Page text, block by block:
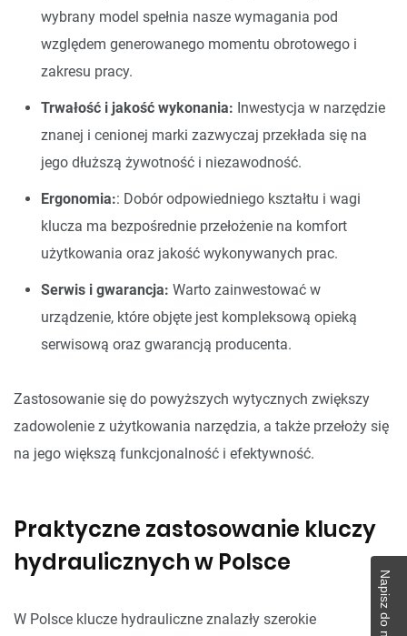
wybrany model spełnia nasze wymagania pod
względem generowanego momentu obrotowego i
zakresu pracy.
Trwałość i jakość wykonania: Inwestycja w narzędzie
znanej i cenionej marki zazwyczaj przekłada się na
jego dłuższą żywotność i niezawodność.
Ergonomia:: Dobór odpowiedniego kształtu i wagi
klucza ma bezpośrednie przełożenie na komfort
użytkowania oraz jakość wykonywanych prac.
Serwis i gwarancja: Warto zainwestować w
urządzenie, które objęte jest kompleksową opieką
serwisową oraz gwarancją producenta.
Zastosowanie się do powyższych wytycznych zwiększy
zadowolenie z użytkowania narzędzia, a także przełoży się
na jego większą funkcjonalność i efektywność.
Praktyczne zastosowanie kluczy
hydraulicznych w Polsce
W Polsce klucze hydrauliczne znalazły szerokie